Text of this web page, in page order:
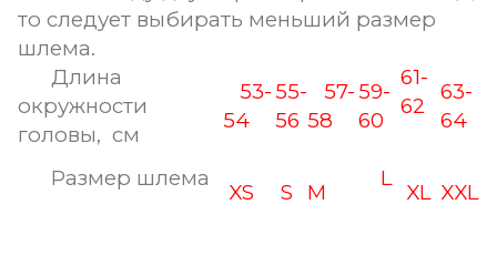
то следует выбирать меньший размер
шлема.
Длина
окружности
головы, см
53-
54
55-
56
57-
58
59-
60
61-
62
63-
64
Размер шлема
XS S M
L
XL XXL